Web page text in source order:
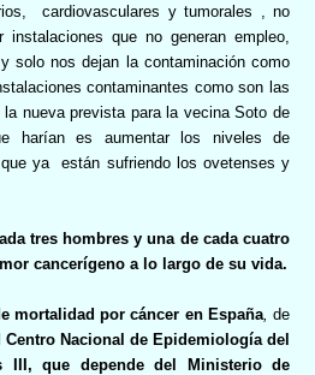
cardiovasculares y tumorales
, no
instalaciones que no generan empleo,
solo nos dejan la contaminación como
contaminantes como son las
nueva prevista para la vecina Soto de
harían es aumentar los niveles de
ya
están sufriendo los ovetenses y
tres hombres y una de cada cuatro
cancerígeno a lo largo de su vida.
mortalidad por cáncer en España, de
Centro Nacional de Epidemiología del
III, que depende del Ministerio de